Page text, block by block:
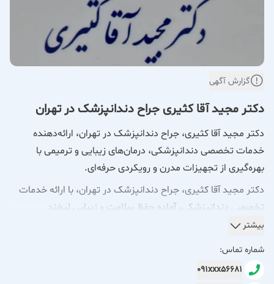
گزارش آگهی
دکتر مجید آقا کثیری جراح دندانپزشک در تهران
دکتر مجید آقا کثیری، جراح دندانپزشک در تهران، ارائه‌دهنده
خدمات تخصصی دندانپزشکی، درمان‌های زیبایی و ترمیمی با
بهره‌گیری از تجهیزات مدرن و رویکردی حرفه‌ای.
دکتر مجید آقا کثیری، جراح دندانپزشک در تهران، با ارائه خدمات
تخصصی دندانپزشکی، آماده حفظ سلامت و زیبایی لبخند
شماست. خدمات این مجموعه شامل ایمپلنت دندان، درمان ریشه
از روش‌های نوین و تجهیزات پیشرفته است.
هدف ما ارائه درمانی دقیق، باکیفیت و همراه با رضایت بیماران در
بیشتر
شماره تماس:
091xxx56681